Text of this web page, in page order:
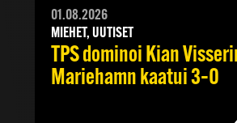
01.08.2026
MIEHET, UUTISET
TPS dominoi Kian
Mariehamn kaatui 3–0